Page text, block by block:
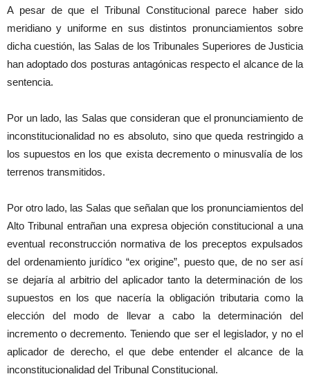
A pesar de que el Tribunal Constitucional parece haber sido
meridiano y uniforme en sus distintos pronunciamientos sobre
dicha cuestión, las Salas de los Tribunales Superiores de Justicia
han adoptado dos posturas antagónicas respecto el alcance de la
sentencia.
Por un lado, las Salas que consideran que el pronunciamiento de
inconstitucionalidad no es absoluto, sino que queda restringido a
los supuestos en los que exista decremento o minusvalía de los
terrenos transmitidos.
Por otro lado, las Salas que señalan que los pronunciamientos del
Alto Tribunal entrañan una expresa objeción constitucional a una
eventual reconstrucción normativa de los preceptos expulsados
del ordenamiento jurídico “ex origine”, puesto que, de no ser así
se dejaría al arbitrio del aplicador tanto la determinación de los
supuestos en los que nacería la obligación tributaria como la
elección del modo de llevar a cabo la determinación del
incremento o decremento. Teniendo que ser el legislador, y no el
aplicador de derecho, el que debe entender el alcance de la
inconstitucionalidad del Tribunal Constitucional.